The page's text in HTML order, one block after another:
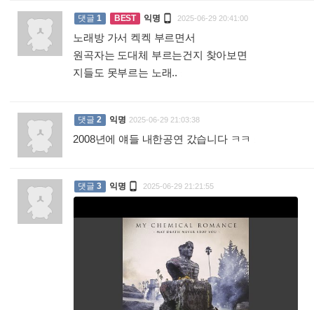
댓글 1 BEST 익명  2025-06-29 20:41:00
노래방 가서 켁켁 부르면서
원곡자는 도대체 부르는건지 찾아보면
지들도 못부르는 노래..
댓글 2 익명 2025-06-29 21:03:38
2008년에 얘들 내한공연 갔습니다 ㅋㅋ
댓글 3 익명  2025-06-29 21:21:55